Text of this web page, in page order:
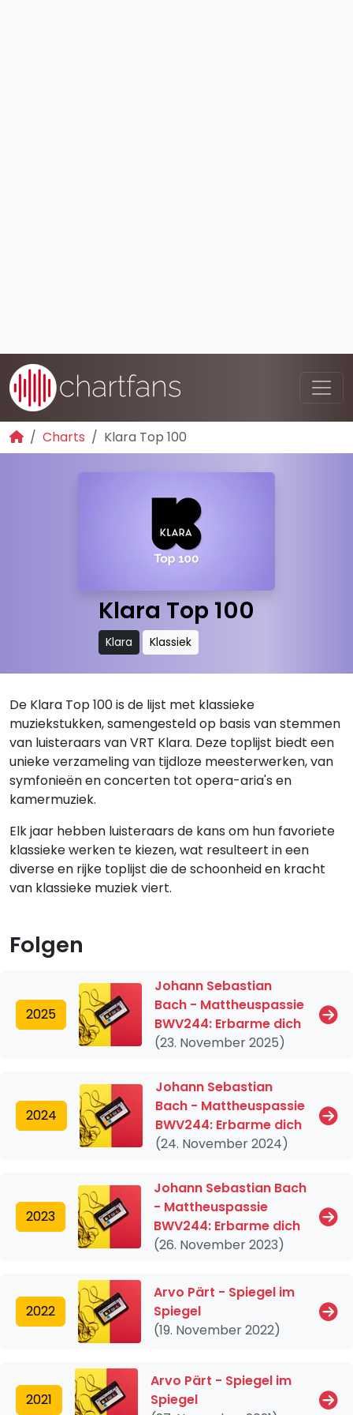
Charts Klara Top 100
Klara Top 100
Klara Klassiek
De Klara Top 100 is de lijst met klassieke
muziekstukken, samengesteld op basis van stemmen
van luisteraars van VRT Klara. Deze toplijst biedt een
unieke verzameling van tijdloze meesterwerken, van
symfonieën en concerten tot opera-aria's en
kamermuziek.
Elk jaar hebben luisteraars de kans om hun favoriete
klassieke werken te kiezen, wat resulteert in een
diverse en rijke toplijst die de schoonheid en kracht
van klassieke muziek viert.
Folgen
2025
Johann Sebastian
Bach - Mattheuspassie
BWV244: Erbarme dich
(23. November 2025)
2024
Johann Sebastian
Bach - Mattheuspassie
BWV244: Erbarme dich
(24. November 2024)
2023
Johann Sebastian Bach
- Mattheuspassie
BWV244: Erbarme dich
(26. November 2023)
2022
Arvo Pärt - Spiegel im
Spiegel
(19. November 2022)
2021
Arvo Pärt - Spiegel im
Spiegel